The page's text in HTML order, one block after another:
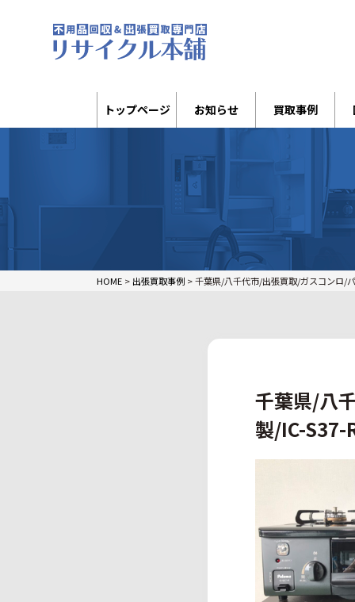
トップページ お知らせ 買取事例
HOME > 出張買取事例 >千葉県/八千代市/出張買取/ガスコンロ/
千葉県/八
製/IC-S37-